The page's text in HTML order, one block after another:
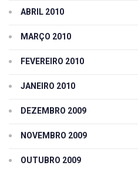
ABRIL 2010
MARÇO 2010
FEVEREIRO 2010
JANEIRO 2010
DEZEMBRO 2009
NOVEMBRO 2009
OUTUBRO 2009